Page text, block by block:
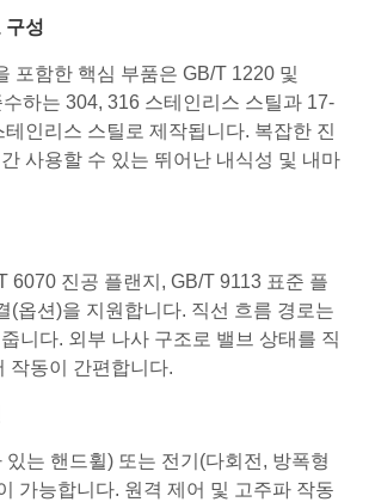
구성
포함한 핵심 부품은 GB/T 1220 및
하는 304, 316 스테인리스 스틸과 17-
인리스 스틸로 제작됩니다. 복잡한 진
사용할 수 있는 뛰어난 내식성 및 내마
6070 진공 플랜지, GB/T 9113 표준 플
(옵션)을 지원합니다. 직선 흐름 경로는
니다. 외부 나사 구조로 밸브 상태를 직
작동이 간편합니다.
있는 핸드휠) 또는 전기(다회전, 방폭형
가능합니다. 원격 제어 및 고주파 작동